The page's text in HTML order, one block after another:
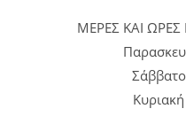
ΜΕΡΕΣ ΚΑΙ